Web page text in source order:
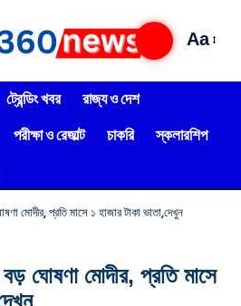
Aa
ট্রেন্ডিং খবর
রাজ্য ও দেশ
পরীক্ষা ও রেজাল্ট চাকরি
স্কলারশিপ
মোদীর, প্রতি মাসে ১ হাজার টাকা ভাতা,দেখুন
ঘোষণা মোদীর, প্রতি মাসে